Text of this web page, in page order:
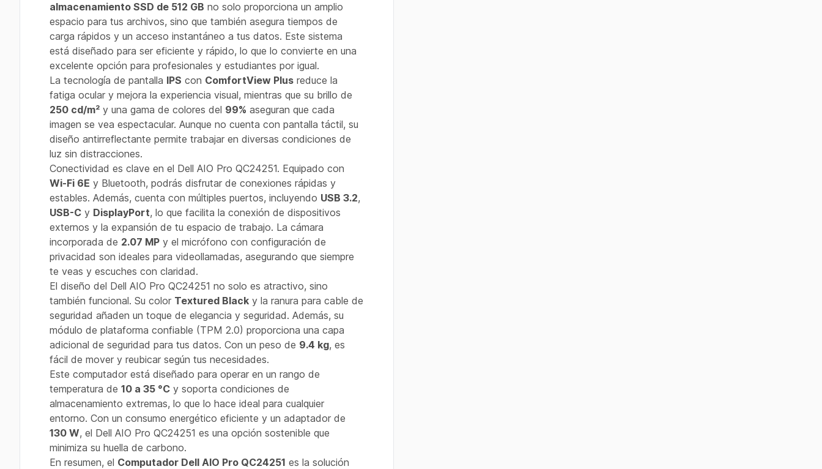
almacenamiento SSD de 512 GB no solo proporciona un amplio
espacio para tus archivos, sino que también asegura tiempos de
carga rápidos y un acceso instantáneo a tus datos. Este sistema
está diseñado para ser eficiente y rápido, lo que lo convierte en una
excelente opción para profesionales y estudiantes por igual.
La tecnología de pantalla IPS con ComfortView Plus reduce la
fatiga ocular y mejora la experiencia visual, mientras que su brillo de
250 cd/m² y una gama de colores del 99% aseguran que cada
imagen se vea espectacular. Aunque no cuenta con pantalla táctil, su
diseño antirreflectante permite trabajar en diversas condiciones de
luz sin distracciones.
Conectividad es clave en el Dell AIO Pro QC24251. Equipado con
Wi-Fi 6E y Bluetooth, podrás disfrutar de conexiones rápidas y
estables. Además, cuenta con múltiples puertos, incluyendo USB 3.2,
USB-C y DisplayPort, lo que facilita la conexión de dispositivos
externos y la expansión de tu espacio de trabajo. La cámara
incorporada de 2.07 MP y el micrófono con configuración de
privacidad son ideales para videollamadas, asegurando que siempre
te veas y escuches con claridad.
El diseño del Dell AIO Pro QC24251 no solo es atractivo, sino
también funcional. Su color Textured Black y la ranura para cable de
seguridad añaden un toque de elegancia y seguridad. Además, su
módulo de plataforma confiable (TPM 2.0) proporciona una capa
adicional de seguridad para tus datos. Con un peso de 9.4 kg, es
fácil de mover y reubicar según tus necesidades.
Este computador está diseñado para operar en un rango de
temperatura de 10 a 35 °C y soporta condiciones de
almacenamiento extremas, lo que lo hace ideal para cualquier
entorno. Con un consumo energético eficiente y un adaptador de
130 W, el Dell AIO Pro QC24251 es una opción sostenible que
minimiza su huella de carbono.
En resumen, el Computador Dell AIO Pro QC24251 es la solución